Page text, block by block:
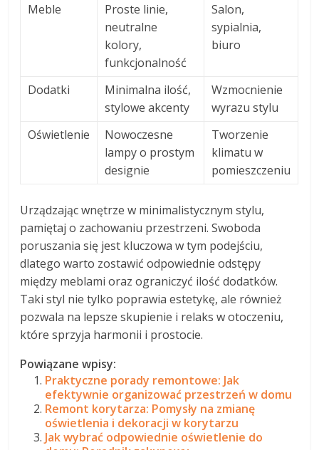
Meble
Proste linie,
neutralne
kolory,
funkcjonalność
Salon,
sypialnia,
biuro
Dodatki
Minimalna ilość,
stylowe akcenty
Wzmocnienie
wyrazu stylu
Oświetlenie
Nowoczesne
lampy o prostym
designie
Tworzenie
klimatu w
pomieszczeniu
Urządzając wnętrze w minimalistycznym stylu,
pamiętaj o zachowaniu przestrzeni. Swoboda
poruszania się jest kluczowa w tym podejściu,
dlatego warto zostawić odpowiednie odstępy
między meblami oraz ograniczyć ilość dodatków.
Taki styl nie tylko poprawia estetykę, ale również
pozwala na lepsze skupienie i relaks w otoczeniu,
które sprzyja harmonii i prostocie.
Powiązane wpisy:
Praktyczne porady remontowe: Jak
efektywnie organizować przestrzeń w domu
Remont korytarza: Pomysły na zmianę
oświetlenia i dekoracji w korytarzu
Jak wybrać odpowiednie oświetlenie do